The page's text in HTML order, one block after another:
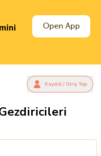
Open App
Kaydol / Giriş Yap